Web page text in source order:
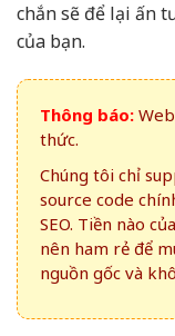
chắn sẽ để lại ấn
của bạn.
Thông báo:
thức.
Chúng tôi chỉ
source code
SEO. Tiền nào
nên ham rẻ để
nguồn gốc và